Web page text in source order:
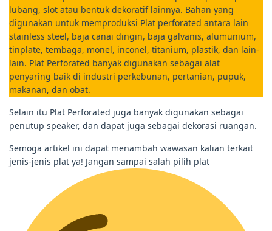
lubang, slot atau bentuk dekoratif lainnya. Bahan yang
digunakan untuk memproduksi Plat perforated antara lain
stainless steel, baja canai dingin, baja galvanis, alumunium,
tinplate, tembaga, monel, inconel, titanium, plastik, dan lain-
lain. Plat Perforated banyak digunakan sebagai alat
penyaring baik di industri perkebunan, pertanian, pupuk,
makanan, dan obat.
Selain itu Plat Perforated juga banyak digunakan sebagai
penutup speaker, dan dapat juga sebagai dekorasi ruangan.
Semoga artikel ini dapat menambah wawasan kalian terkait
jenis-jenis plat ya! Jangan sampai salah pilih plat